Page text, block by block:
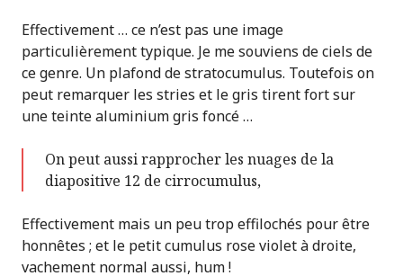
Effectivement … ce n’est pas une image
particulièrement typique. Je me souviens de ciels de
ce genre. Un plafond de stratocumulus. Toutefois on
peut remarquer les stries et le gris tirent fort sur
une teinte aluminium gris foncé …
On peut aussi rapprocher les nuages de la
diapositive 12 de cirrocumulus,
Effectivement mais un peu trop effilochés pour être
honnêtes ; et le petit cumulus rose violet à droite,
vachement normal aussi, hum !